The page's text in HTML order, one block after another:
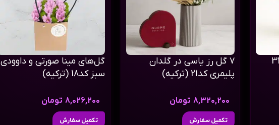
گل رز اسپری نارنجی کد31
۷ گل رز یاسی در گلدان
پلیمری کد21 (ترکیه)
8,320,200 تومان
تکمیل سفارش
گل‌های مینا صورتی و داوودی
سبز کد18 (ترکیه)
8,026,200 تومان
تکمیل سفارش